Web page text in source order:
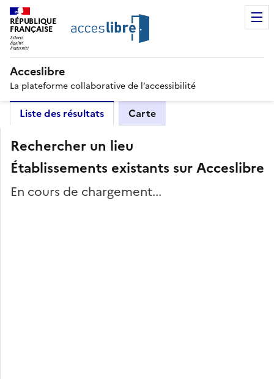
RÉPUBLIQUE
FRANÇAISE
Acceslibre
La plateforme collaborative de l’accessibilité
Liste des résultats Carte
Rechercher un lieu
Établissements existants sur Acceslibre
En cours de chargement...